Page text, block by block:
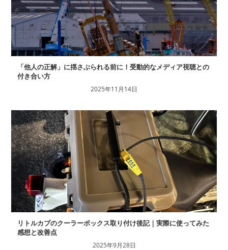
「他人の正解」に揺さぶられる前に！受動的なメディア視聴との
付き合い方
2025年11月14日
リトルカブのクーラーボックス取り付け後記｜実際に使ってみた
感想と改善点
2025年9月28日